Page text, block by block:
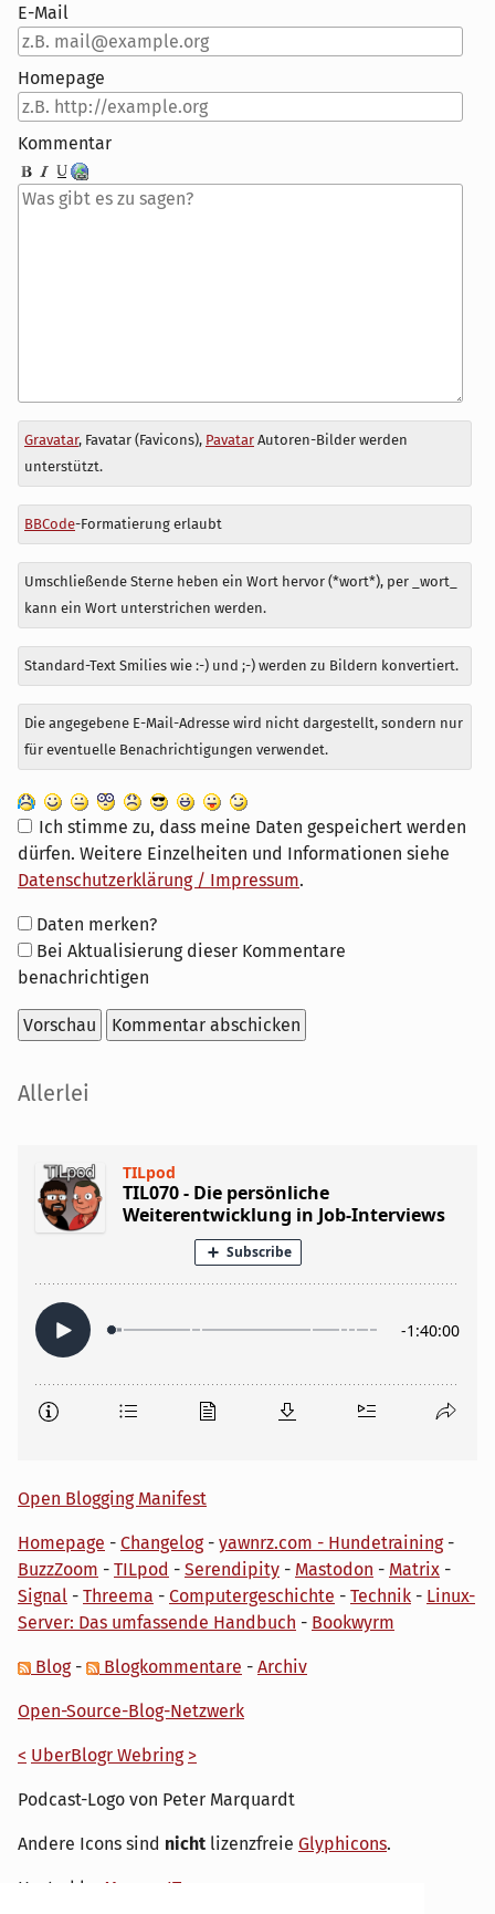
E-Mail
Homepage
Kommentar
Antwort
zu
Gravatar, Favatar (Favicons), PavatarAutoren-Bilder werden
unterstützt.
BBCode-Formatierung erlaubt
Umschließende Sterne heben ein Wort hervor (*wort*), per _wort_
kann ein Wort unterstrichen werden.
Standard-Text Smilies wie :-) und ;-) werden zu Bildern konvertiert.
Die angegebene E-Mail-Adresse wird nicht dargestellt, sondern nur
für eventuelle Benachrichtigungen verwendet.
Ich stimme zu, dass meine Daten gespeichert werden
dürfen. Weitere Einzelheiten und Informationen siehe
Datenschutzerklärung / Impressum.
Formular-
Optionen
Daten merken?
Bei Aktualisierung dieser Kommentare
benachrichtigen
Seitenleiste
Allerlei
Open Blogging Manifest
Homepage - Changelog- yawnrz.com - Hundetraining-
BuzzZoom - TILpod - Serendipity - Mastodon - Matrix -
Signal - Threema - Computergeschichte - Technik - Linux-
Server: Das umfassende Handbuch - Bookwyrm
Blog- Blogkommentare - Archiv
Open-Source-Blog-Netzwerk
< UberBlogr Webring >
Podcast-Logo von Peter Marquardt
Andere Icons sind nicht lizenzfreie Glyphicons.
Hosted by My own IT.